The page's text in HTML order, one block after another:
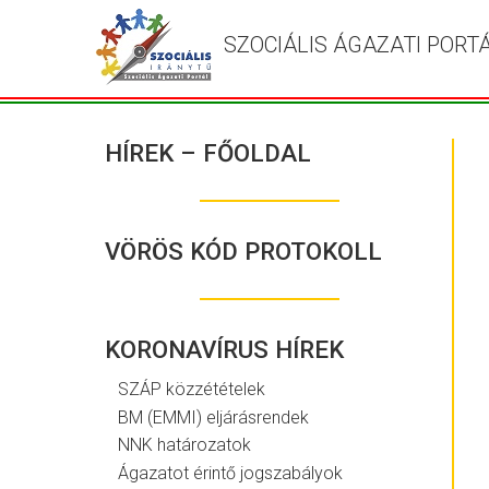
SZOCIÁLIS ÁGAZATI
HÍREK – FŐOLDAL
VÖRÖS KÓD PROTOKOLL
KORONAVÍRUS HÍREK
SZÁP közzétételek
BM (EMMI) eljárásrendek
NNK határozatok
Ágazatot érintő jogszabályok